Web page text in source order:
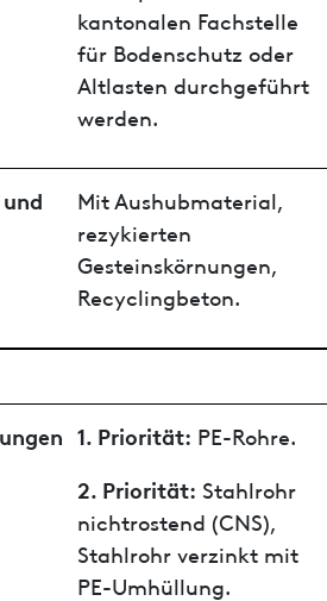
kantonalen Fachstelle
für Bodenschutz oder
Altlasten durchgeführt
werden.
Mit Aushubmaterial,
rezykierten
Gesteinskörnungen,
Recyclingbeton.
1. Priorität: PE-Rohre.
2. Priorität: Stahlrohr
nichtrostend (CNS),
Stahlrohr verzinkt mit
PE-Umhüllung.